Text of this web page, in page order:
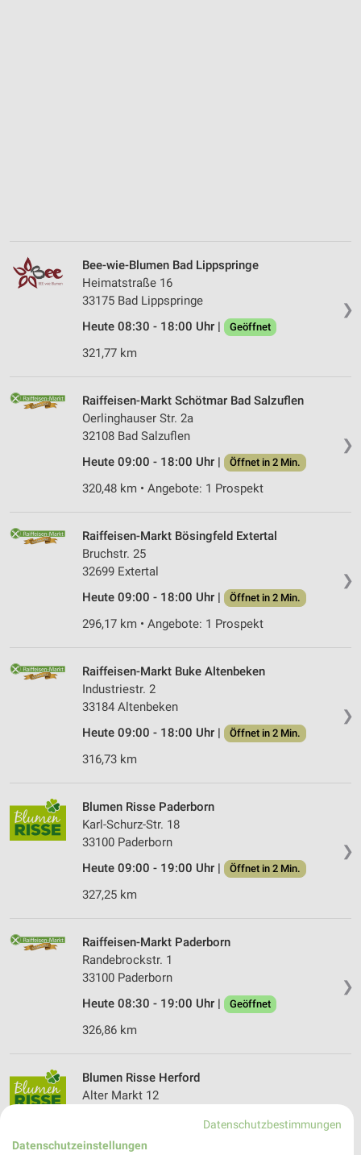
❯
Bee-wie-Blumen Bad Lippspringe
Heimatstraße 16
33175 Bad Lippspringe
Heute 08:30 - 18:00 Uhr |
Geöffnet
321,77 km
❯
Raiffeisen-Markt Schötmar Bad Salzuflen
Oerlinghauser Str. 2a
32108 Bad Salzuflen
Heute 09:00 - 18:00 Uhr |
Öffnet in 2 Min.
320,48 km • Angebote: 1 Prospekt
❯
Raiffeisen-Markt Bösingfeld Extertal
Bruchstr. 25
32699 Extertal
Heute 09:00 - 18:00 Uhr |
Öffnet in 2 Min.
296,17 km • Angebote: 1 Prospekt
❯
Raiffeisen-Markt Buke Altenbeken
Industriestr. 2
33184 Altenbeken
Heute 09:00 - 18:00 Uhr |
Öffnet in 2 Min.
316,73 km
❯
Blumen Risse Paderborn
Karl-Schurz-Str. 18
33100 Paderborn
Heute 09:00 - 19:00 Uhr |
Öffnet in 2 Min.
327,25 km
❯
Raiffeisen-Markt Paderborn
Randebrockstr. 1
33100 Paderborn
Heute 08:30 - 19:00 Uhr |
Geöffnet
326,86 km
Blumen Risse Herford
Alter Markt 12
Heute 08:00 - 18:30 Uhr |
Datenschutzbestimmungen
Datenschutzeinstellungen